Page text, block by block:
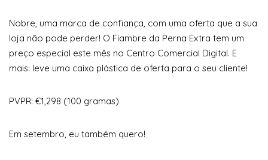
Nobre, uma marca de confiança, com uma oferta que a sua
loja não pode perder! O Fiambre da Perna Extra tem um
preço especial este mês no Centro Comercial Digital. E
mais: leve uma caixa plástica de oferta para o seu cliente!
PVPR: €1,298 (100 gramas)
Em setembro, eu também quero!